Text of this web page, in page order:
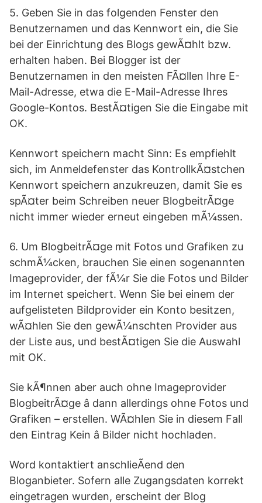
5. Geben Sie in das folgenden Fenster den
Benutzernamen und das Kennwort ein, die Sie
bei der Einrichtung des Blogs gewÃ¤hlt bzw.
erhalten haben. Bei Blogger ist der
Benutzernamen in den meisten FÃ¤llen Ihre E-
Mail-Adresse, etwa die E-Mail-Adresse Ihres
Google-Kontos. BestÃ¤tigen Sie die Eingabe mit
OK.
Kennwort speichern macht Sinn: Es empfiehlt
sich, im Anmeldefenster das KontrollkÃ¤stchen
Kennwort speichern anzukreuzen, damit Sie es
spÃ¤ter beim Schreiben neuer BlogbeitrÃ¤ge
nicht immer wieder erneut eingeben mÃ¼ssen.
6. Um BlogbeitrÃ¤ge mit Fotos und Grafiken zu
schmÃ¼cken, brauchen Sie einen sogenannten
Imageprovider, der fÃ¼r Sie die Fotos und Bilder
im Internet speichert. Wenn Sie bei einem der
aufgelisteten Bildprovider ein Konto besitzen,
wÃ¤hlen Sie den gewÃ¼nschten Provider aus
der Liste aus, und bestÃ¤tigen Sie die Auswahl
mit OK.
Sie kÃ¶nnen aber auch ohne Imageprovider
BlogbeitrÃ¤ge â dann allerdings ohne Fotos und
Grafiken – erstellen. WÃ¤hlen Sie in diesem Fall
den Eintrag Kein â Bilder nicht hochladen.
Word kontaktiert anschlieÃend den
Bloganbieter. Sofern alle Zugangsdaten korrekt
eingetragen wurden, erscheint der Blog